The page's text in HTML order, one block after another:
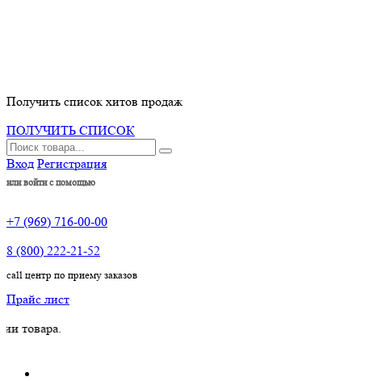
Получить список хитов продаж
ПОЛУЧИТЬ СПИСОК
Вход Регистрация
или войти с помощью
+7 (969) 716-00-00
8 (800) 222-21-52
call центр по приему заказов
Прайс лист